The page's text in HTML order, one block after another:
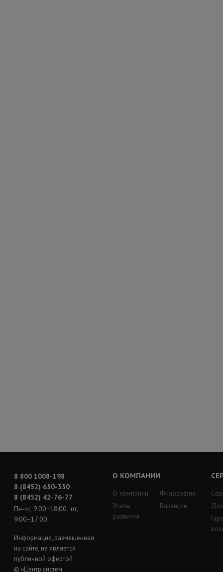
8 800 1008-198
8 (8452) 650-350
8 (8452) 42-76-77
Пн-чт, 9:00−18:00; пт,
9:00−17:00
Информация, размещенная
на сайте, не является
публичной офертой
© «Центр систем
О КОМПАНИИ
О компании
Этапы
развития
Философия
Вакансии